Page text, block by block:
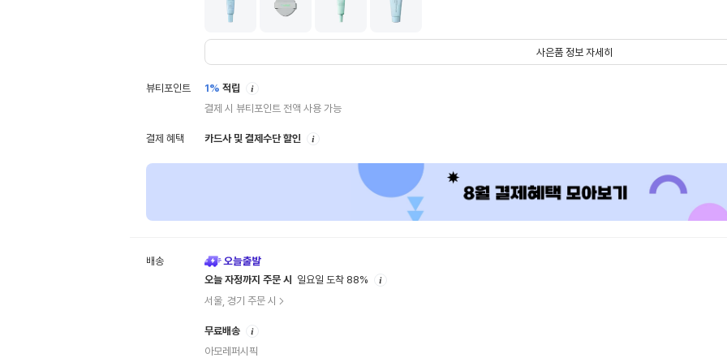
사은품 정보 자세히
뷰티포인트 1% 적립
결제 시 뷰티포인트 전액 사용 가능
결제 혜택 카드사 및 결제수단 할인
배송
오늘 자정까지 주문 시
일요일 도착 88%
서울, 경기 주문 시
무료배송
아모레퍼시픽